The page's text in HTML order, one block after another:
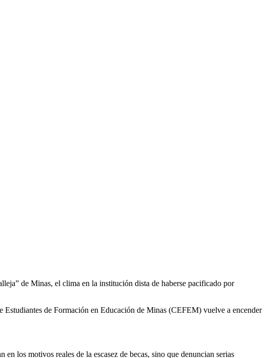
de Minas, el clima en la institución dista de haberse pacificado por
de Formación en Educación de Minas (CEFEM) vuelve a encender
los motivos reales de la escasez de becas, sino que denuncian serias